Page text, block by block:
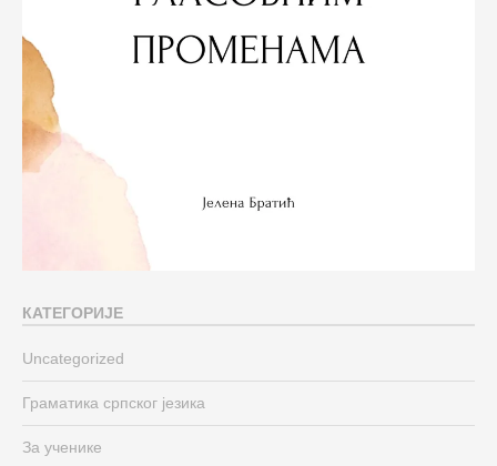
КАТЕГОРИЈЕ
Uncategorized
Граматика српског језика
За ученике